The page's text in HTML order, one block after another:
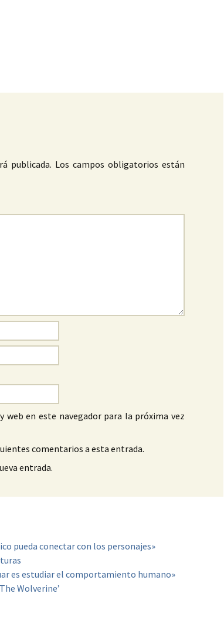
publicada. Los campos obligatorios están
en este navegador para la próxima vez
comentarios a esta entrada.
entrada.
pueda conectar con los personajes»
es estudiar el comportamiento humano»
Wolverine’